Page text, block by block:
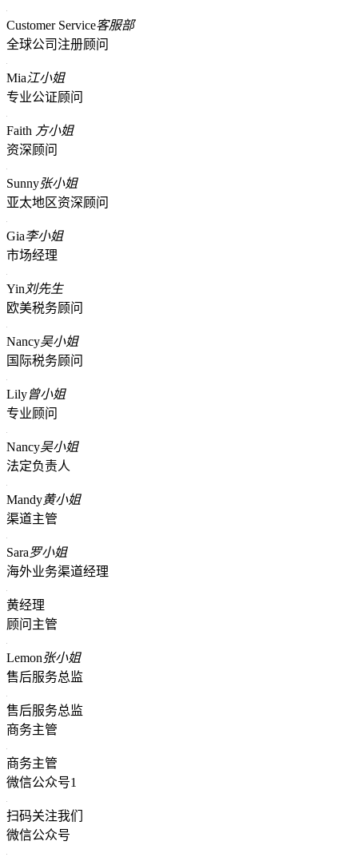
Customer Service客服部
全球公司注册顾问
Mia江小姐
专业公证顾问
Faith 方小姐
资深顾问
Sunny张小姐
亚太地区资深顾问
Gia李小姐
市场经理
Yin 刘先生
欧美税务顾问
Nancy吴小姐
国际税务顾问
Lily曾小姐
专业顾问
Nancy吴小姐
法定负责人
Mandy黄小姐
渠道主管
Sara罗小姐
海外业务渠道经理
黄经理
顾问主管
Lemon张小姐
售后服务总监
售后服务总监
商务主管
商务主管
微信公众号1
扫码关注我们
微信公众号